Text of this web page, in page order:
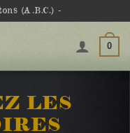
(A.B.C.) -
0
LES